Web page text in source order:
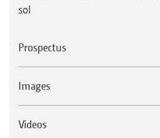
sol
Prospectus
Images
Videos